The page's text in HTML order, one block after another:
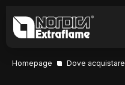
Homepage Dove acquistare